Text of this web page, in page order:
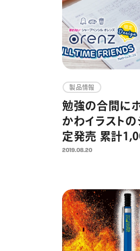
製品情報
勉強の合間に
かわイラスト
定発売 累計
ないシャープペ
2019.08.20